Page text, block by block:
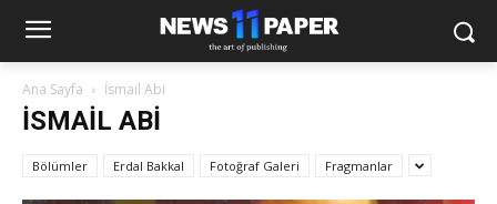
Ana Sayfa İsmail Abi
İSMAIL ABI
Bölümler Erdal Bakkal Fotoğraf Galeri Fragmanlar